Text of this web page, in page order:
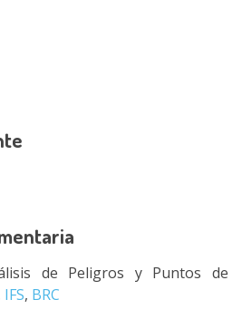
de Peligros y Puntos de
IFS, BRC